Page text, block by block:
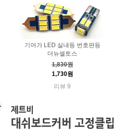
기어가 LED 실내등 번호판등
더뉴셀토스
1,830원
1,730원
리뷰 9